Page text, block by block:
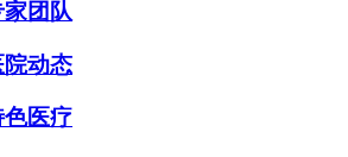
家团队
院动态
色医疗